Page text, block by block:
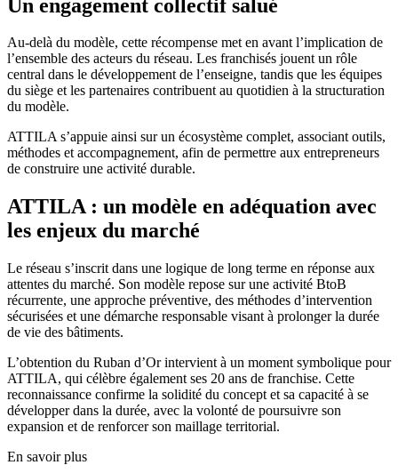
Un engagement collectif salué
Au-delà du modèle, cette récompense met en avant l’implication de
l’ensemble des acteurs du réseau. Les franchisés jouent un rôle
central dans le développement de l’enseigne, tandis que les équipes
du siège et les partenaires contribuent au quotidien à la structuration
du modèle.
ATTILA s’appuie ainsi sur un écosystème complet, associant outils,
méthodes et accompagnement, afin de permettre aux entrepreneurs
de construire une activité durable.
ATTILA : un modèle en adéquation avec
les enjeux du marché
Le réseau s’inscrit dans une logique de long terme en réponse aux
attentes du marché. Son modèle repose sur une activité BtoB
récurrente, une approche préventive, des méthodes d’intervention
sécurisées et une démarche responsable visant à prolonger la durée
de vie des bâtiments.
L’obtention du Ruban d’Or intervient à un moment symbolique pour
ATTILA, qui célèbre également ses 20 ans de franchise. Cette
reconnaissance confirme la solidité du concept et sa capacité à se
développer dans la durée, avec la volonté de poursuivre son
expansion et de renforcer son maillage territorial.
En savoir plus